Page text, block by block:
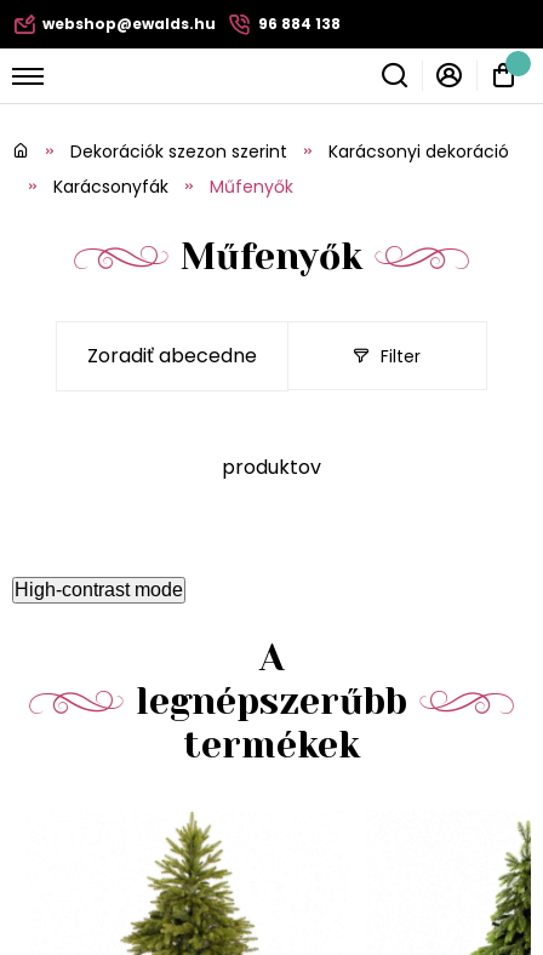
webshop@ewalds.hu 96 884 138
Dekorációk szezon szerint
Karácsonyi dekoráció
Karácsonyfák
Műfenyők
Műfenyők
Filter
produktov
High-contrast mode
A
legnépszerűbb
termékek